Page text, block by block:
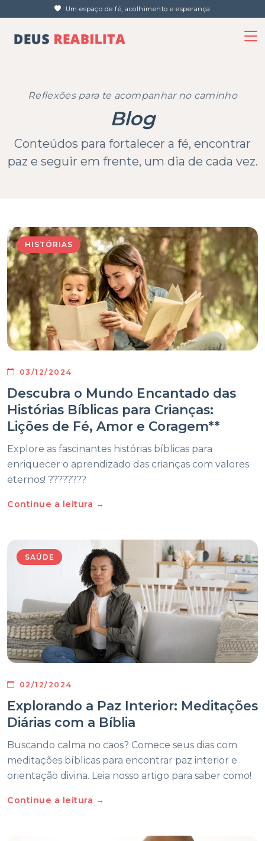
Um espaço de fé, acolhimento e esperança
Reflexões para te acompanhar no caminho
Blog
Conteúdos para fortalecer a fé, encontrar
paz e seguir em frente, um dia de cada vez.
HISTÓRIAS
03/12/2024
Descubra o Mundo Encantado das
Histórias Bíblicas para Crianças:
Lições de Fé, Amor e Coragem**
Explore as fascinantes histórias bíblicas para
enriquecer o aprendizado das crianças com valores
eternos! ????????
Continue a leitura →
SAÚDE
02/12/2024
Explorando a Paz Interior: Meditações
Diárias com a Bíblia
Buscando calma no caos? Comece seus dias com
meditações bíblicas para encontrar paz interior e
orientação divina. Leia nosso artigo para saber como!
Continue a leitura →